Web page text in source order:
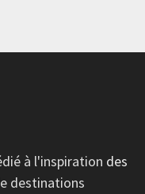
à l'inspiration des
destinations